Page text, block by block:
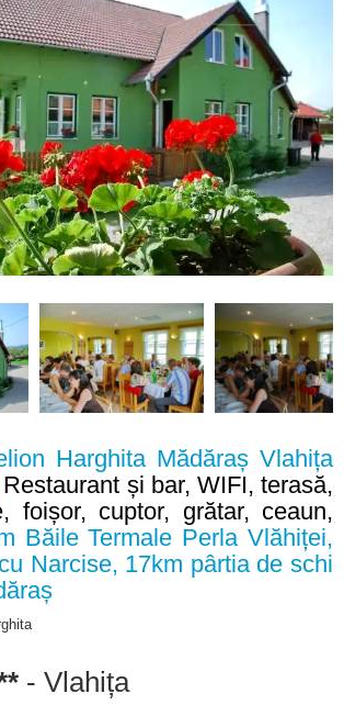
Harghita Mădăraș Vlahița
Restaurant și bar, WIFI, terasă,
foișor, cuptor, grătar, ceaun,
Băile Termale Perla Vlăhiței,
Narcise, 17km pârtia de schi
- Vlahița